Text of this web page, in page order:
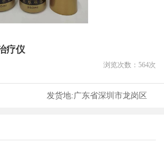
疗仪
浏览次数： 564次
发货地:广东省深圳市龙岗区